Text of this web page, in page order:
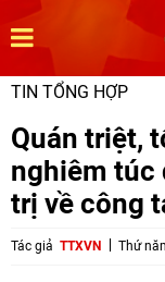
TIN TỔNG HỢP
Quán triệt,
nghiêm túc
trị về công
Tác giả TTXVN Thứ